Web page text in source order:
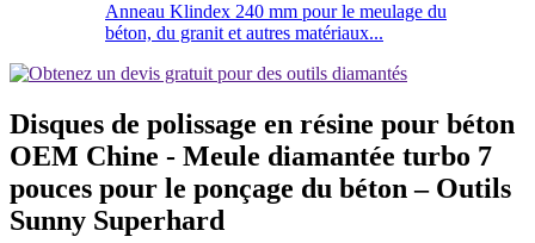
Anneau Klindex 240 mm pour le meulage du
béton, du granit et autres matériaux...
Disques de polissage en résine pour béton
OEM Chine - Meule diamantée turbo 7
pouces pour le ponçage du béton – Outils
Sunny Superhard